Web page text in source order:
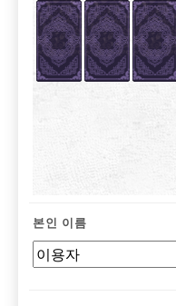
본인 이름